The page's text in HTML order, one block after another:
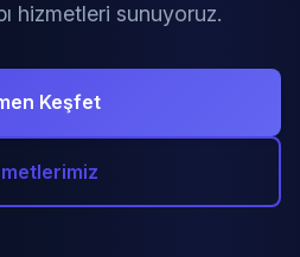
hizmetleri sunuyoruz.
Keşfet